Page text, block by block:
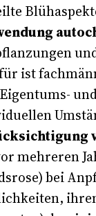
ist
mehreren
bei